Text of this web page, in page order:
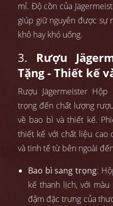
mỉ. Độ cồn của
giúp giữ nguyên được sự
khô hay khó uống.
3. Rượu
Tặng - Thiết kế
Rượu Jägermeister
trọng đến chất lượng
về bao bì và thiết kế.
thiết kế với chất liệu cao
và tinh tế từ bên ngoài
Bao bì sang trọng:
kế thanh lịch, với
đậm đặc trưng của